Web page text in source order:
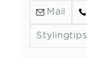
Mail
Stylingtips